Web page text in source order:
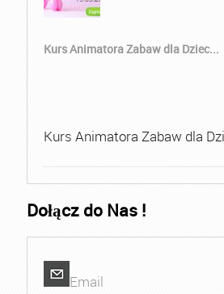
Kurs Animatora Zabaw dla Dziec...
Kurs Animatora Zabaw dla
Dołącz do Nas !
Email